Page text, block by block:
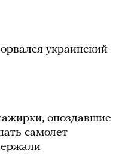
украинский
опоздавшие
самолет